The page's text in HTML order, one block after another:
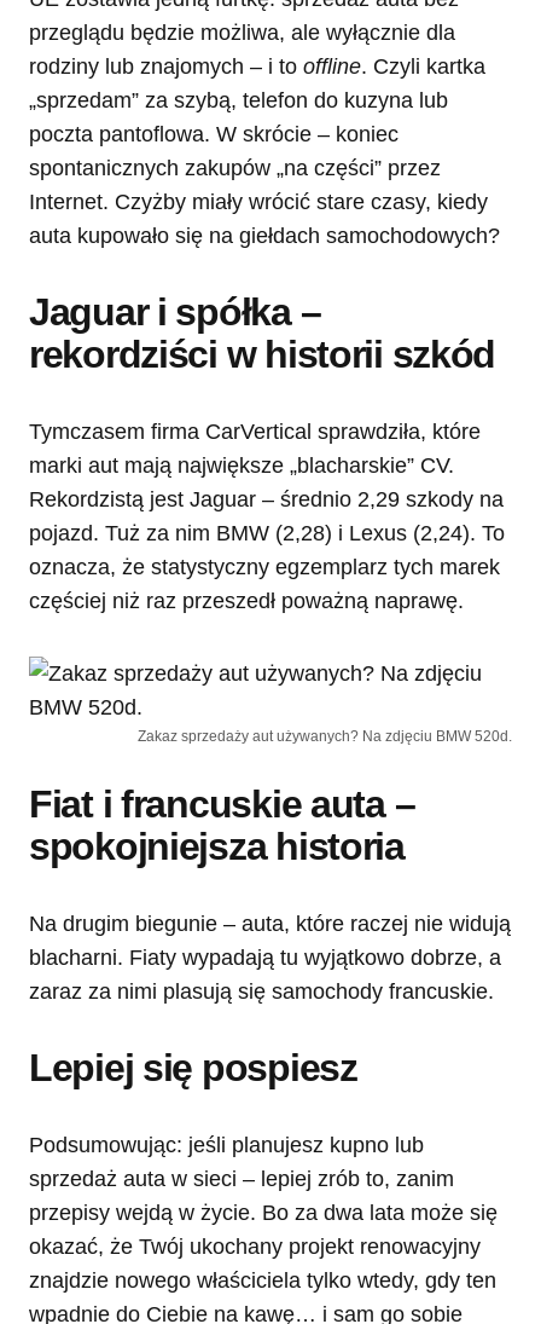
przeglądu będzie możliwa, ale wyłącznie dla
rodziny lub znajomych – i to offline. Czyli kartka
„sprzedam” za szybą, telefon do kuzyna lub
poczta pantoflowa. W skrócie – koniec
spontanicznych zakupów „na części” przez
Internet. Czyżby miały wrócić stare czasy, kiedy
auta kupowało się na giełdach samochodowych?
Jaguar i spółka –
rekordziści w historii szkód
Tymczasem firma CarVertical sprawdziła, które
marki aut mają największe „blacharskie” CV.
Rekordzistą jest Jaguar – średnio 2,29 szkody na
pojazd. Tuż za nim BMW (2,28) i Lexus (2,24). To
oznacza, że statystyczny egzemplarz tych marek
częściej niż raz przeszedł poważną naprawę.
Zakaz sprzedaży aut używanych? Na zdjęciu BMW 520d.
Fiat i francuskie auta –
spokojniejsza historia
Na drugim biegunie – auta, które raczej nie widują
blacharni. Fiaty wypadają tu wyjątkowo dobrze, a
zaraz za nimi plasują się samochody francuskie.
Lepiej się pospiesz
Podsumowując: jeśli planujesz kupno lub
sprzedaż auta w sieci – lepiej zrób to, zanim
przepisy wejdą w życie. Bo za dwa lata może się
okazać, że Twój ukochany projekt renowacyjny
znajdzie nowego właściciela tylko wtedy, gdy ten
wpadnie do Ciebie na kawę… i sam go sobie